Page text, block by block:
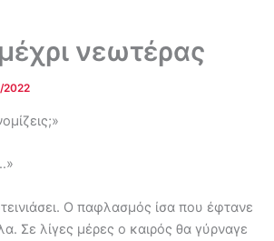
νεωτέρας
2022
Ο παφλασμός ίσα που έφτανε
Σε λίγες μέρες ο καιρός θα γύρναγε